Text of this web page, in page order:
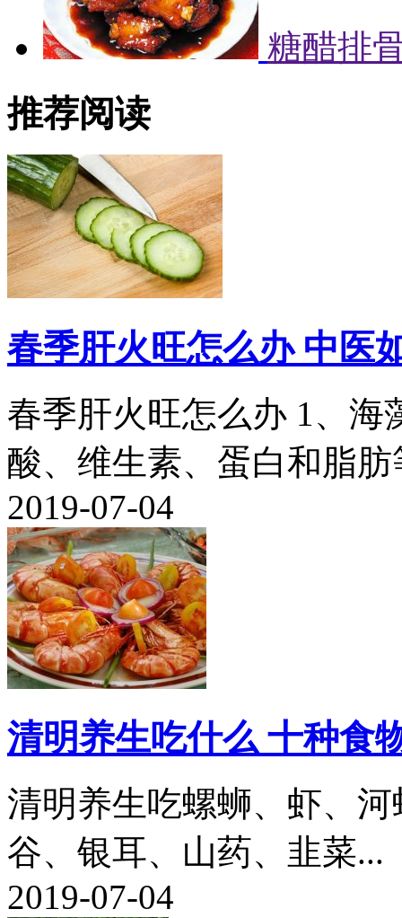
糖醋排
推荐阅读
春季肝火旺怎么办 中医
春季肝火旺怎么办 1、海
酸、维生素、蛋白和脂肪
2019-07-04
清明养生吃什么 十种食
清明养生吃螺蛳、虾、
谷、银耳、山药、韭菜...
2019-07-04